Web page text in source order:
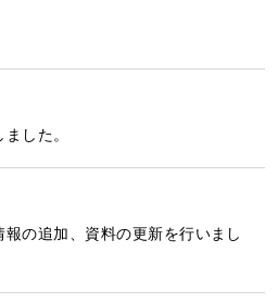
した。
の追加、資料の更新を行いまし